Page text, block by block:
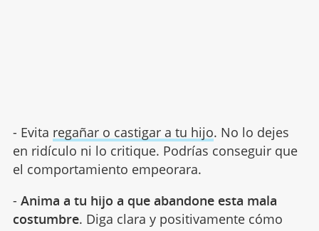
- Evita regañar o castigar a tu hijo. No lo dejes
en ridículo ni lo critique. Podrías conseguir que
el comportamiento empeorara.
- Anima a tu hijo a que abandone esta mala
costumbre. Diga clara y positivamente cómo